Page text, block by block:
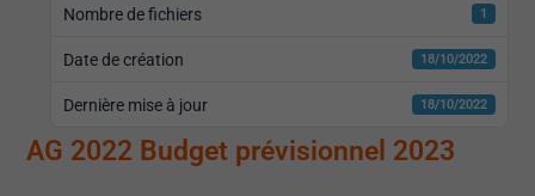
Nombre de fichiers 1
Date de création 18/10/2022
Dernière mise à jour 18/10/2022
AG 2022 Budget prévisionnel 2023